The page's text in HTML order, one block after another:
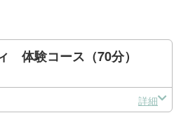
体験コース（70分）
詳細